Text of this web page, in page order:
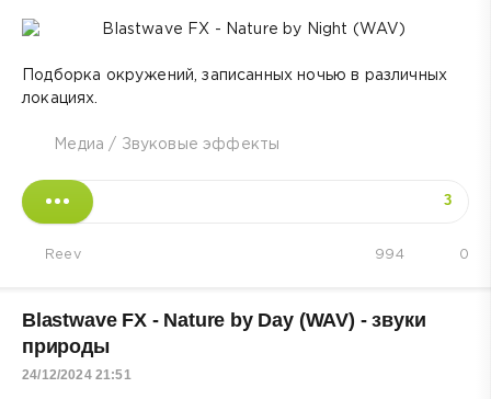
Подборка окружений, записанных ночью в различных
локациях.
Медиа / Звуковые эффекты
3
Reev 0
994
Blastwave FX - Nature by Day (WAV) - звуки
природы
24/12/2024 21:51